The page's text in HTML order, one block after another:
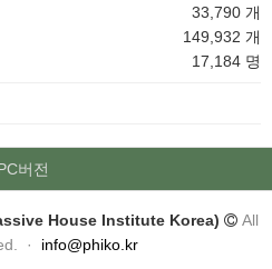
33,790 개
149,932 개
17,184 명
버전
House Institute Korea)
All
· info@phiko.kr